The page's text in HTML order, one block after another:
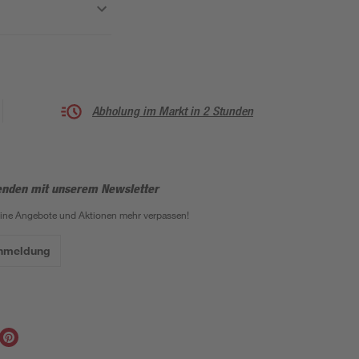
Abholung im Markt in 2 Stunden
mit unserem Newsletter
Angebote und Aktionen mehr verpassen!